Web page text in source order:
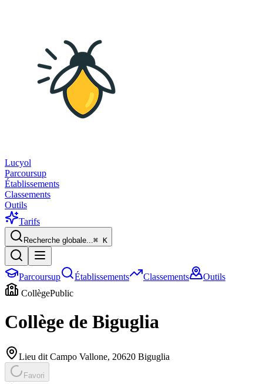
Lucyol
Parcoursup
Établissements
Classements
Outils
Tarifs
Recherche globale...⌘ K
Parcoursup Établissements Classements
Outils
CollègePublic
Collège de Biguglia
Lieu dit Campo Vallone, 20620 Biguglia
Favori